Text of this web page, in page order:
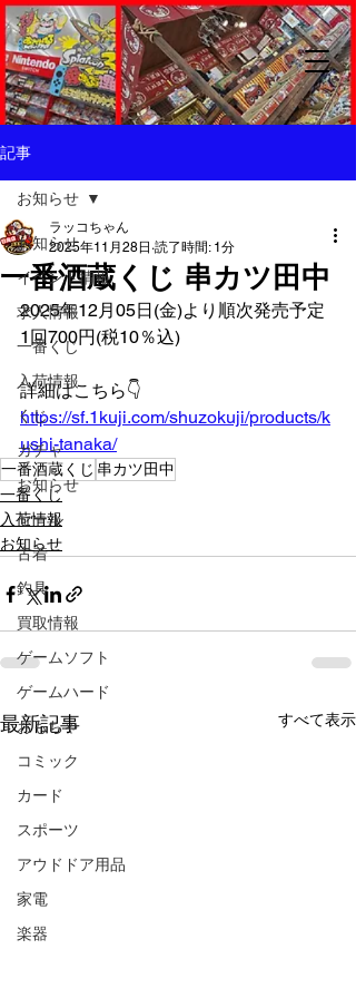
記事
お知らせ
イベント情報
求人情報
一番くじ
入荷情報
くじ
ガチャ
お知らせ
セール
古着
釣具
買取情報
ゲームソフト
ゲームハード
おもちゃ
コミック
カード
スポーツ
アウドドア用品
家電
楽器
お知らせ
一番酒蔵くじ 串カツ田中
ラッコちゃん
2025年11月28日 読了時間: 1分
2025年12月05日(金)より順次発売予定
1回700円(税10％込)
詳細はこちら👇️
https://sf.1kuji.com/shuzokuji/products/k
ushi-tanaka/
一番酒蔵くじ 串カツ田中
一番くじ
入荷情報
お知らせ
最新記事 すべて表示